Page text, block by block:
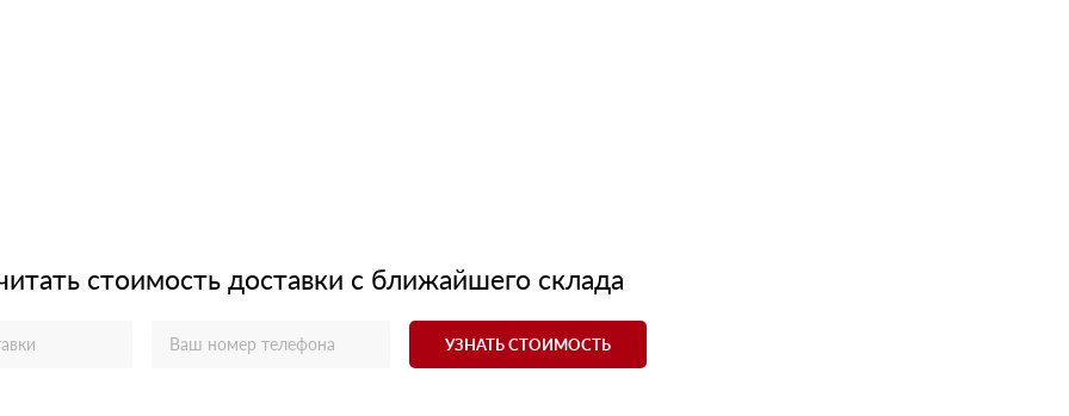
стоимость доставки с ближайшего склада
УЗНАТЬ СТОИМОСТЬ